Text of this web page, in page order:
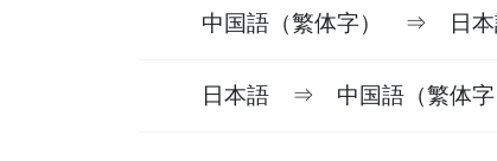
中国語（繁体字） ⇒ 日本
日本語 ⇒ 中国語（繁体字